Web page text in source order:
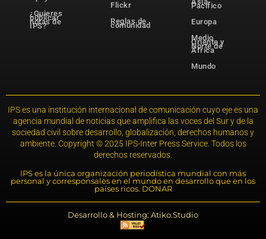
¿Quieres
publicar
notas de
IPS?
Flickr
Reglas de
comunidad
Pacífico
Europa
Medio
Oriente y
Norte de
África
Mundo
IPS es una institución internacional de comunicación cuyo eje es una
agencia mundial de noticias que amplifica las voces del Sur y de la
sociedad civil sobre desarrollo, globalización, derechos humanos y
ambiente. Copyright © 2025 IPS-Inter Press Service. Todos los
derechos reservados.
IPS es la única organización periodística mundial con más
personal y corresponsales en el mundo en desarrollo que en los
países ricos. DONAR
Desarrollo & Hosting: Atiko.Studio